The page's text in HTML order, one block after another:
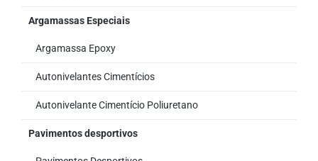
Argamassas Especiais
Argamassa Epoxy
Autonivelantes Cimentícios
Autonivelante Cimentício Poliuretano
Pavimentos desportivos